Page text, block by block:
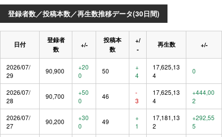
登録者数／投稿本数／再生数推移データ(30日間)
日付
登録者
数
+/-
投稿本
数
+/
-
再生数 +/-
2026/07/
29
90,900
+20
0
50
+
4
17,625,13
4
0
2026/07/
28
90,700
+50
0
46
-
3
17,625,13
4
+444,00
2
2026/07/
27
90,200
+30
0
49
+
1
17,181,13
2
+292,55
5